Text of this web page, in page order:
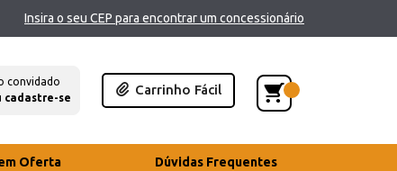
Insira o seu CEP para encontrar um concessionário
convidado
cadastre-se
Carrinho Fácil
Oferta Dúvidas Frequentes